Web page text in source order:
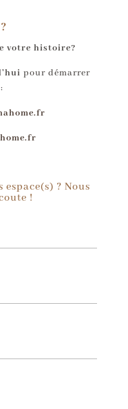
votre histoire?
pour démarrer
? Nous
!